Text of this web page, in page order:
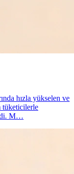
hızla yükselen ve
tüketicilerle
M…